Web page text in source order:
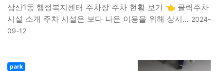
삼산1동 행정복지센터 주차장 주차 현황 보기 👈 클릭주차
시설 소개 주차 시설은 보다 나은 이용을 위해 상시… 2024-
09-12
park